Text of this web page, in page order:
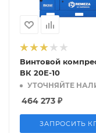
Винтовой
ВК 20Е-10
УТОЧНЯЙТЕ
464 273 ₽
ЗАПРОСИТЬ